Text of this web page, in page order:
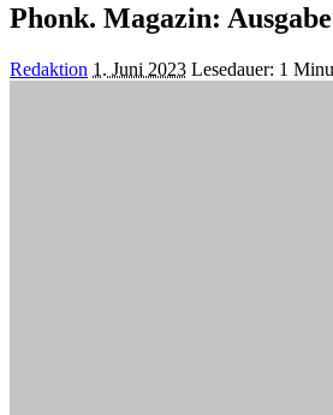
Phonk. Magazin:
Posted
Redaktion 1. Juni 2023 Lesedauer: 1